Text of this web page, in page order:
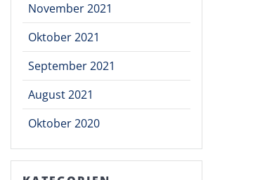
November 2021
Oktober 2021
September 2021
August 2021
Oktober 2020